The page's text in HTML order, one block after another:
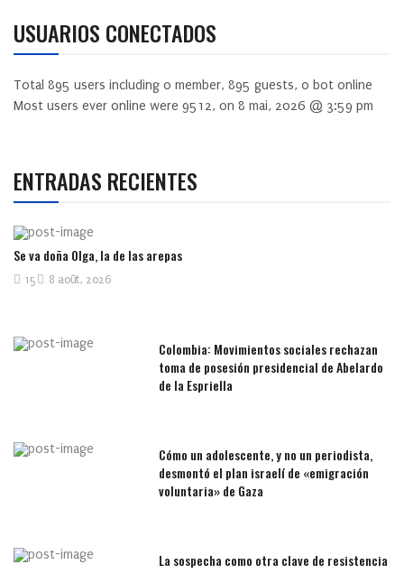
USUARIOS CONECTADOS
Total 895 users including 0 member, 895 guests, 0 bot online
Most users ever online were 9512, on 8 mai, 2026 @ 3:59 pm
ENTRADAS RECIENTES
Se va doña Olga, la de las arepas
8 août, 2026
15
Colombia: Movimientos sociales rechazan
toma de posesión presidencial de Abelardo
de la Espriella
Cómo un adolescente, y no un periodista,
desmontó el plan israelí de «emigración
voluntaria» de Gaza
La sospecha como otra clave de resistencia